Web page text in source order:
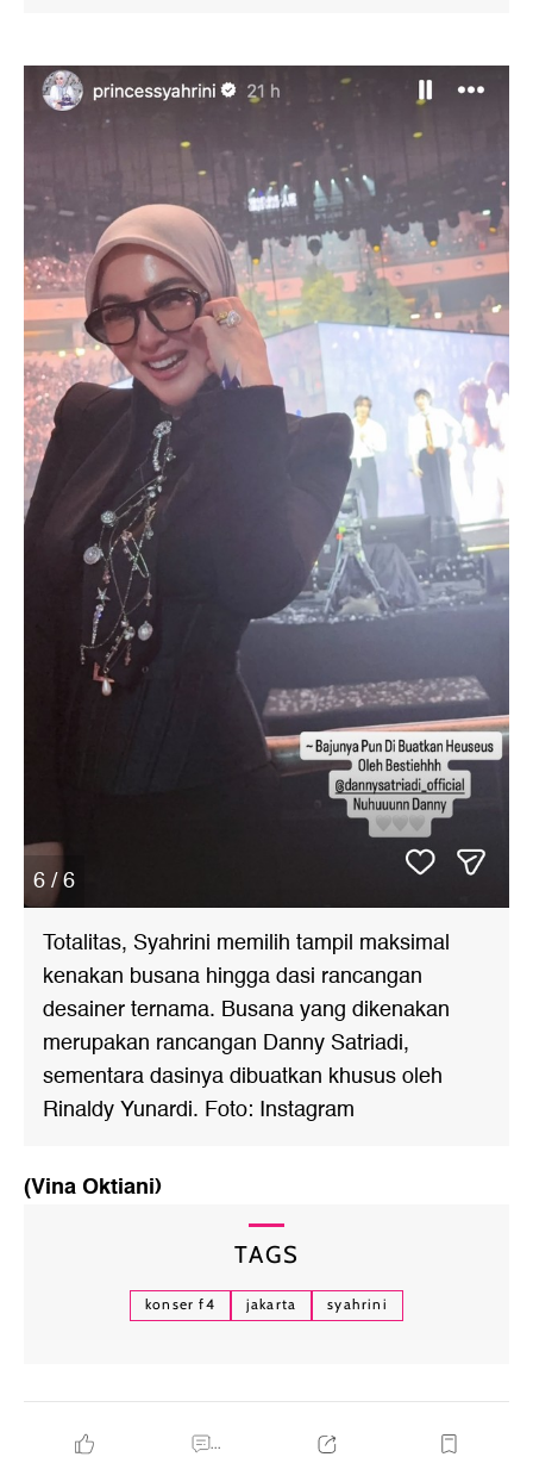
6 / 6
Totalitas, Syahrini memilih tampil maksimal
kenakan busana hingga dasi rancangan
desainer ternama. Busana yang dikenakan
merupakan rancangan Danny Satriadi,
sementara dasinya dibuatkan khusus oleh
Rinaldy Yunardi. Foto: Instagram
(Vina Oktiani)
TAGS
konser f4 jakarta syahrini
...